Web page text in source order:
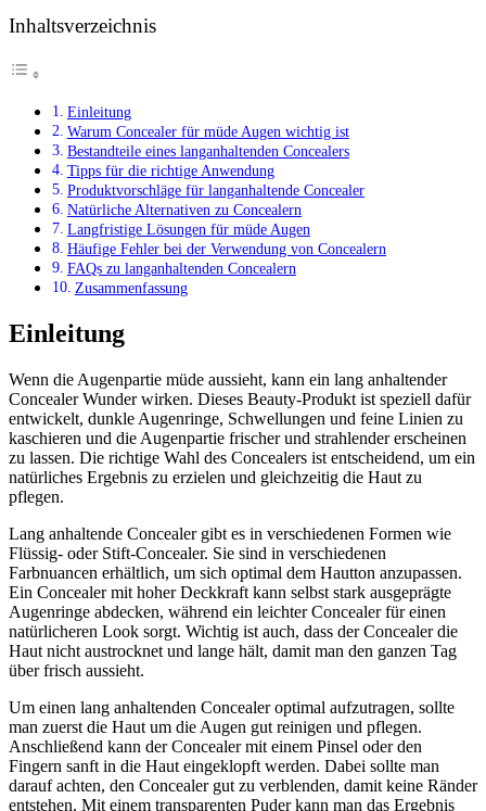
Inhaltsverzeichnis
Einleitung
Warum Concealer für müde Augen wichtig ist
Bestandteile eines langanhaltenden Concealers
Tipps für die richtige Anwendung
Produktvorschläge für langanhaltende Concealer
Natürliche Alternativen zu Concealern
Langfristige Lösungen für müde Augen
Häufige Fehler bei der Verwendung von Concealern
FAQs zu langanhaltenden Concealern
Zusammenfassung
Einleitung
Wenn die Augenpartie müde aussieht, kann ein lang anhaltender
Concealer Wunder wirken. Dieses Beauty-Produkt ist speziell dafür
entwickelt, dunkle Augenringe, Schwellungen und feine Linien zu
kaschieren und die Augenpartie frischer und strahlender erscheinen
zu lassen. Die richtige Wahl des Concealers ist entscheidend, um ein
natürliches Ergebnis zu erzielen und gleichzeitig die Haut zu
pflegen.
Lang anhaltende Concealer gibt es in verschiedenen Formen wie
Flüssig- oder Stift-Concealer. Sie sind in verschiedenen
Farbnuancen erhältlich, um sich optimal dem Hautton anzupassen.
Ein Concealer mit hoher Deckkraft kann selbst stark ausgeprägte
Augenringe abdecken, während ein leichter Concealer für einen
natürlicheren Look sorgt. Wichtig ist auch, dass der Concealer die
Haut nicht austrocknet und lange hält, damit man den ganzen Tag
über frisch aussieht.
Um einen lang anhaltenden Concealer optimal aufzutragen, sollte
man zuerst die Haut um die Augen gut reinigen und pflegen.
Anschließend kann der Concealer mit einem Pinsel oder den
Fingern sanft in die Haut eingeklopft werden. Dabei sollte man
darauf achten, den Concealer gut zu verblenden, damit keine Ränder
entstehen. Mit einem transparenten Puder kann man das Ergebnis